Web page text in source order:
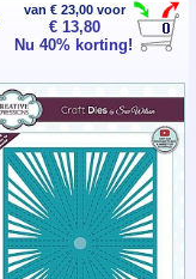
van € 23,00 voor
€ 13,80
Nu 40% korting!